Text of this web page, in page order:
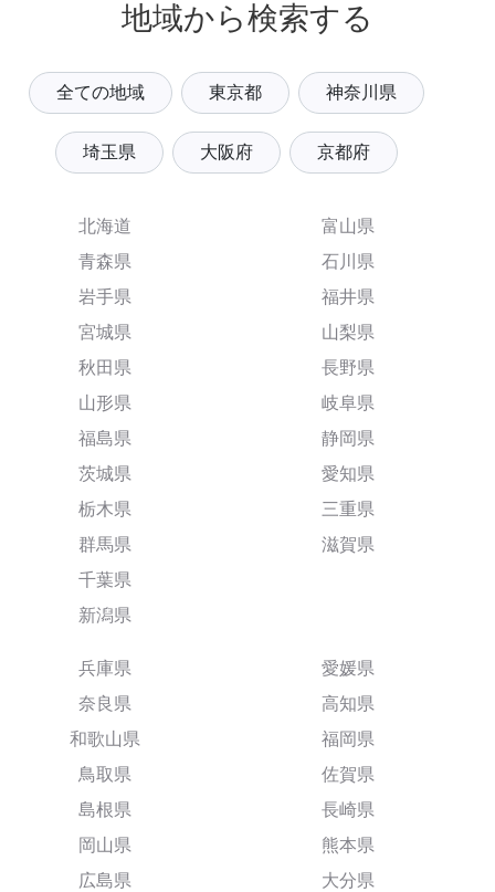
地域から検索する
全ての地域 東京都 神奈川県
埼玉県 大阪府 京都府
北海道
青森県
岩手県
宮城県
秋田県
山形県
福島県
茨城県
栃木県
群馬県
千葉県
新潟県
富山県
石川県
福井県
山梨県
長野県
岐阜県
静岡県
愛知県
三重県
滋賀県
兵庫県
奈良県
和歌山県
鳥取県
島根県
岡山県
広島県
愛媛県
高知県
福岡県
佐賀県
長崎県
熊本県
大分県